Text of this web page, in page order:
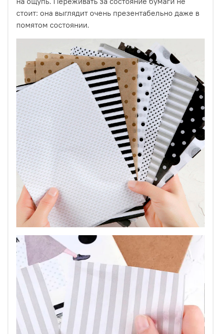
стоит: она выглядит очень презентабельно даже в
помятом состоянии.